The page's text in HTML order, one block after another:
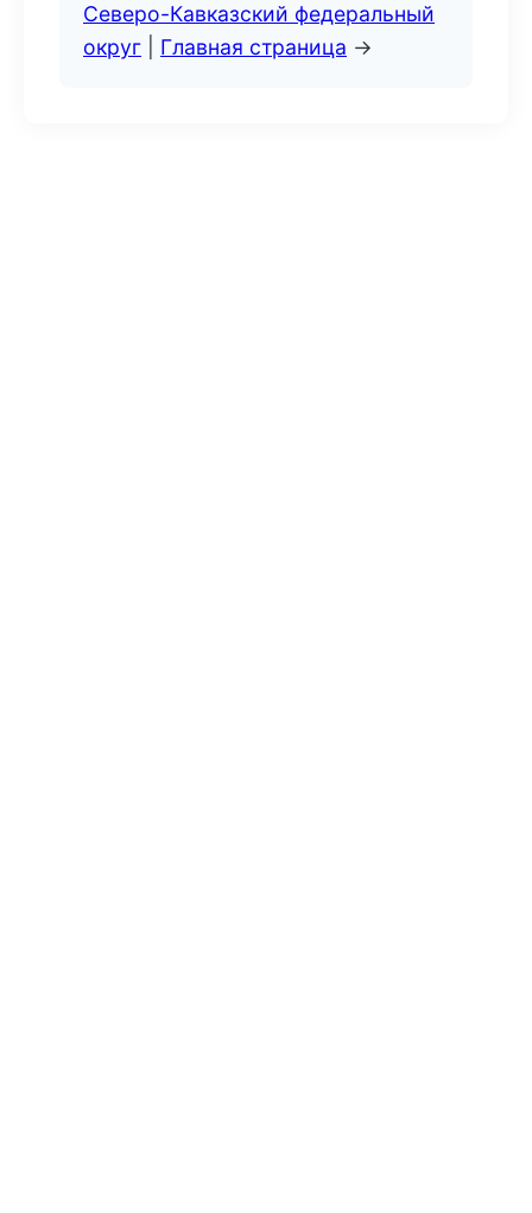
Северо-Кавказский федеральный
округ
Главная страница →